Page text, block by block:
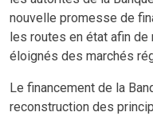
nouvelle promesse de
les routes en état afin
éloignés des marchés
Le financement de la
reconstruction des